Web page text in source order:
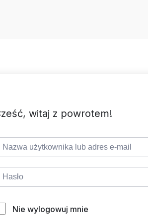
witaj z powrotem!
Nie wylogowuj mnie